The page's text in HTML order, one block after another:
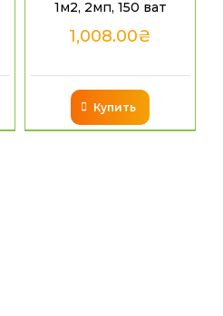
1м2, 2мп, 150 ват
1,008.00₴
Купить